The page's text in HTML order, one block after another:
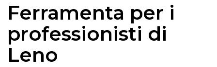
Ferramenta per i
professionisti di
Leno